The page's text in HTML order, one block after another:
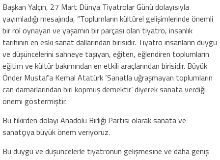
Başkan Yalçın, 27 Mart Dünya Tiyatrolar Günü dolayısıyla
yayımladığı mesajında, “Toplumların kültürel gelişimlerinde önemli
bir rol oynayan ve yaşamın bir parçası olan tiyatro, insanlık
tarihinin en eski sanat dallarından birisidir. Tiyatro insanların duygu
ve düşüncelerini sahneye taşıyan, eğiten, eğlendiren toplumların
eğitim ve kültür bakımından en etkili araçlarından birisidir. Büyük
Önder Mustafa Kemal Atatürk ‘Sanatla uğraşmayan toplumların
can damarlarından biri kopmuş demektir’ diyerek sanata verdiği
önemi göstermiştir.
Bu fikirden dolayı Anadolu Birliği Partisi olarak sanata ve
sanatçıya büyük önem veriyoruz.
Bu duygu ve düşüncelerle tiyatronun gelişmesine ve daha geniş